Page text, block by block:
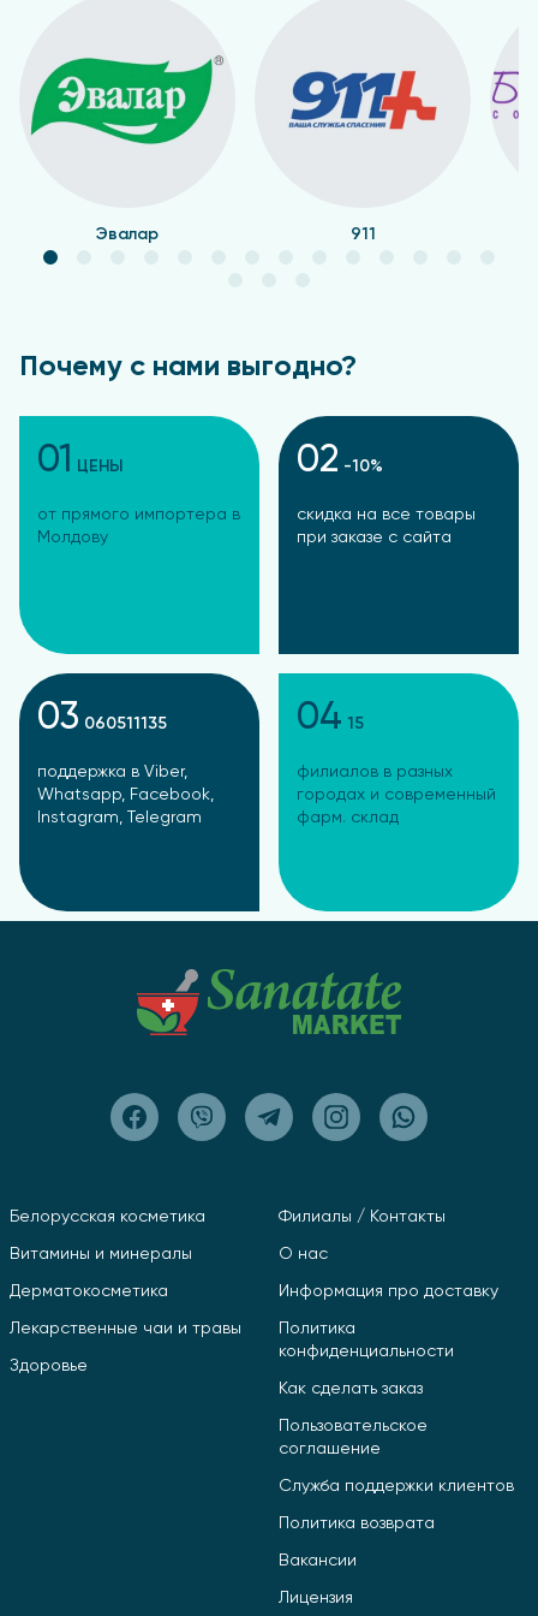
Эвалар 911
Почему с нами выгодно?
01 ЦЕНЫ
от прямого импортера в
Молдову
02 -10%
скидка на все товары
при заказе с сайта
03 060511135
поддержка в Viber,
Whatsapp, Facebook,
Instagram, Telegram
04 15
филиалов в разных
городах и современный
фарм. склад
Белорусская косметика
Витамины и минералы
Дерматокосметика
Лекарственные чаи и травы
Здоровье
Филиалы / Контакты
О нас
Информация про доставку
Политика
конфиденциальности
Как сделать заказ
Пользовательское
соглашение
Служба поддержки клиентов
Политика возврата
Вакансии
Лицензия